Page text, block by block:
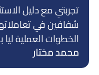
تجربتي مع دليل
شفافين في
الخطوات العملية
محمد مختار